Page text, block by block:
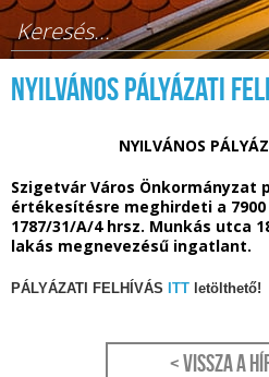
Keresés űrlap
NYILVÁNOS PÁLYÁZATI
NYILVÁNOS
Szigetvár Város Önkormányzat
értékesítésre meghirdeti a
1787/31/A/4 hrsz. Munkás utca
lakás megnevezésű ingatlant.
PÁLYÁZATI FELHÍVÁS ITT letölthető!
< Vissza a